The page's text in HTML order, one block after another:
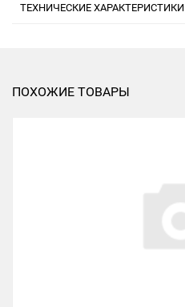
ТЕХНИЧЕСКИЕ ХАРАКТЕРИСТИКИ
ПОХОЖИЕ ТОВАРЫ